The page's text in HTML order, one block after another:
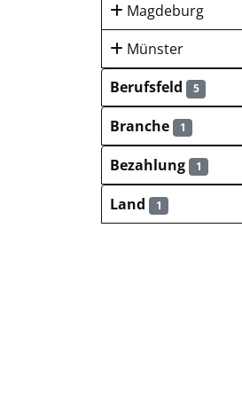
Magdeburg
Münster
Berufsfeld
5
Branche 1
Bezahlung 1
Land 1